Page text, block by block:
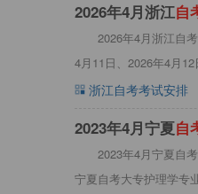
2026年4月浙江自
2026年4月浙江自
4月11日、2026年4月
浙江自考考试安排
2023年4月宁夏自
2023年4月宁夏自
宁夏自考大专护理学专